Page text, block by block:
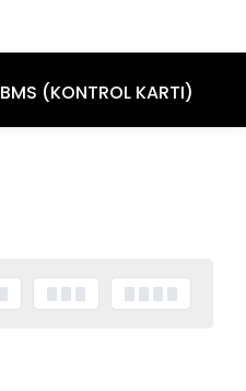
BMS (KONTROL KARTI)